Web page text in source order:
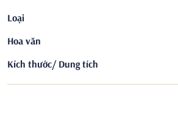
Loại
Hoa văn
Kích thước/ Dung tích